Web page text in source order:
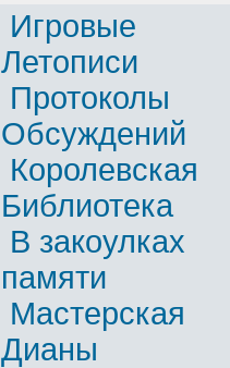
Игровые
Летописи
Протоколы
Обсуждений
Королевская
Библиотека
В закоулках
памяти
Мастерская
Дианы